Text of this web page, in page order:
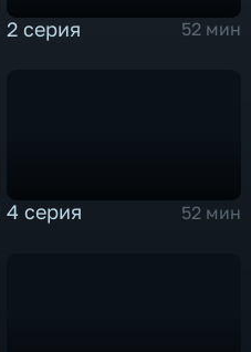
2 серия 52 мин
4 серия 52 мин